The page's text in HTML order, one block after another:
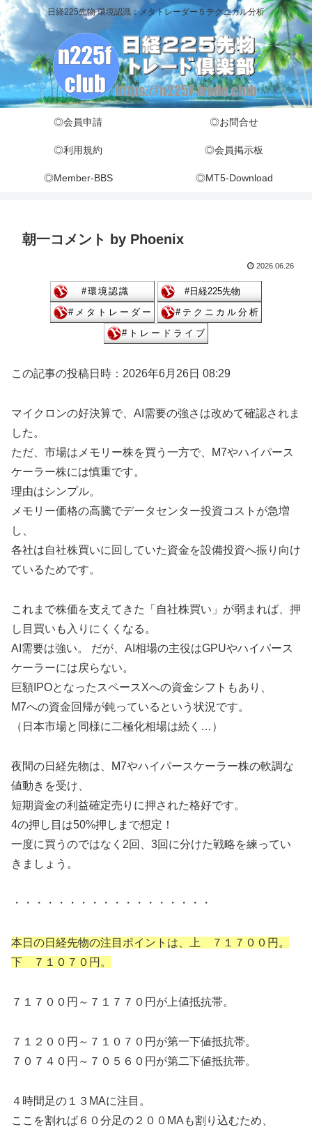
日経225先物 環境認識：メタトレーダー５テクニカル分析
◎会員申請 ◎お問合せ
◎利用規約 ◎会員掲示板
◎Member-BBS ◎MT5-Download
朝一コメント by Phoenix
2026.06.26
この記事の投稿日時：2026年6月26日 08:29
マイクロンの好決算で、AI需要の強さは改めて確認されま
した。
ただ、市場はメモリー株を買う一方で、M7やハイパース
ケーラー株には慎重です。
理由はシンプル。
メモリー価格の高騰でデータセンター投資コストが急増
し、
各社は自社株買いに回していた資金を設備投資へ振り向け
ているためです。
これまで株価を支えてきた「自社株買い」が弱まれば、押
し目買いも入りにくくなる。
AI需要は強い。 だが、AI相場の主役はGPUやハイパース
ケーラーには戻らない。
巨額IPOとなったスペースXへの資金シフトもあり、
M7への資金回帰が鈍っているという状況です。
（日本市場と同様に二極化相場は続く…）
夜間の日経先物は、M7やハイパースケーラー株の軟調な
値動きを受け、
短期資金の利益確定売りに押された格好です。
4の押し目は50%押しまで想定！
一度に買うのではなく2回、3回に分けた戦略を練ってい
きましょう。
・・・・・・・・・・・・・・・・・・
本日の日経先物の注目ポイントは、上 ７１７００円。
下 ７１０７０円。
７１７００円～７１７７０円が上値抵抗帯。
７１２００円～７１０７０円が第一下値抵抗帯。
７０７４０円～７０５６０円が第二下値抵抗帯。
４時間足の１３MAに注目。
ここを割れば６０分足の２００MAも割り込むため、